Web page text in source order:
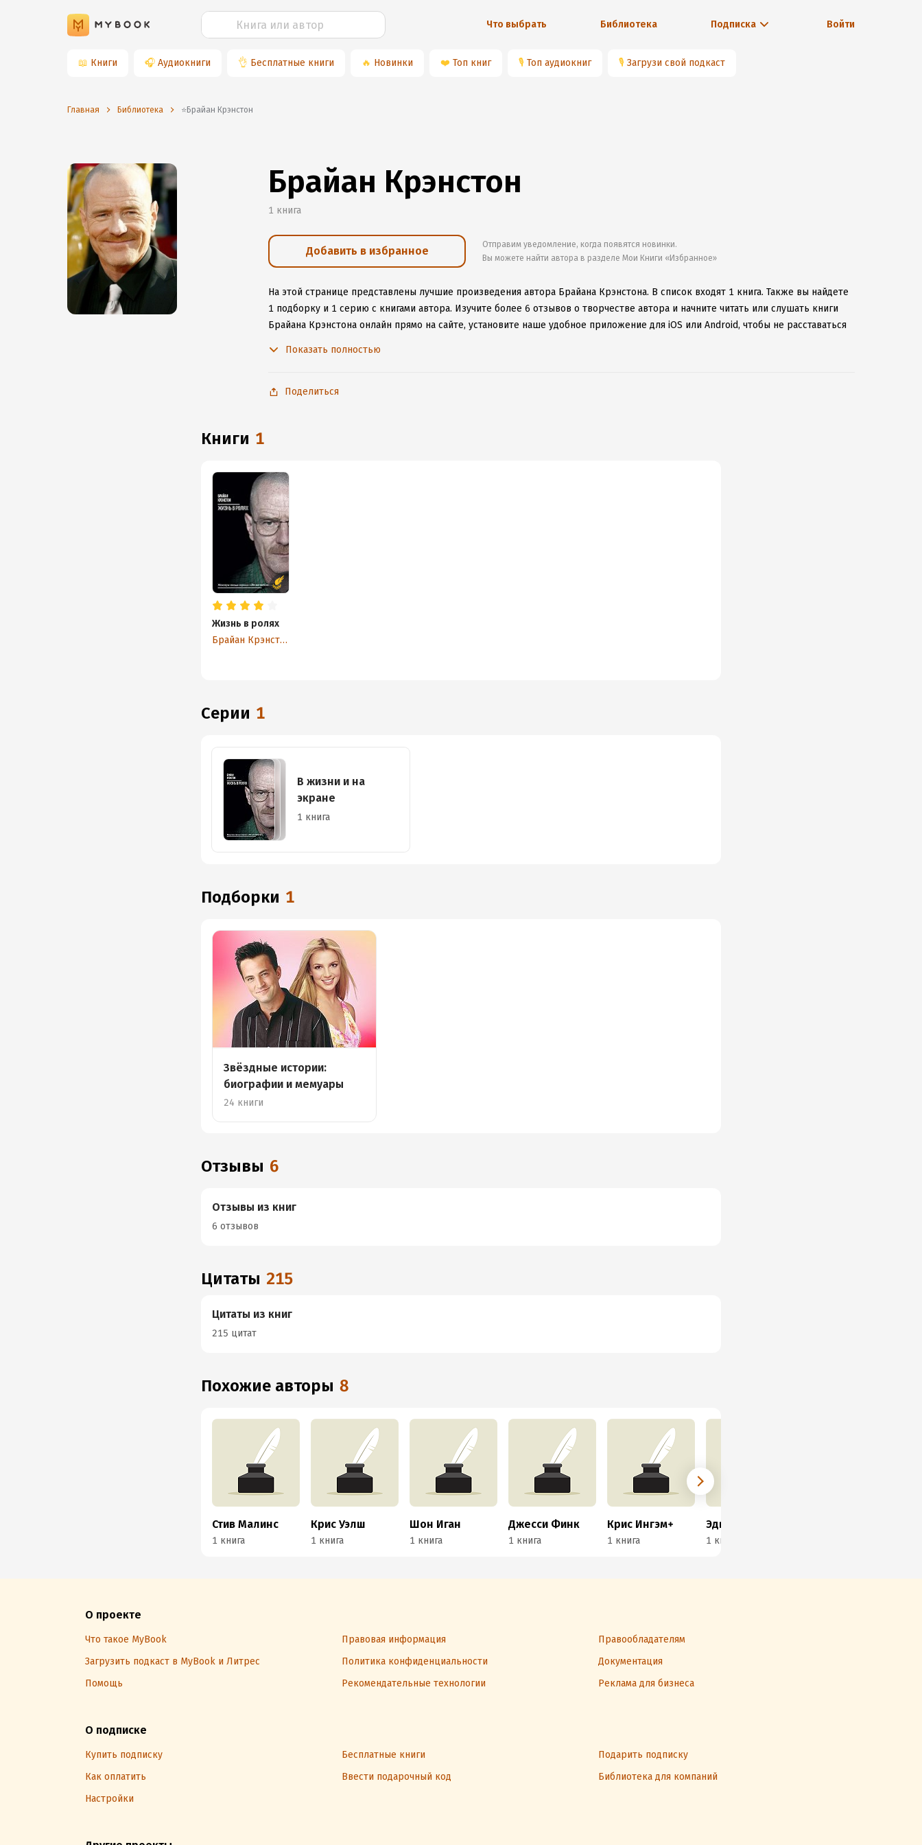
Что выбрать Библиотека Подписка Войти
📖 Книги 🎧 Аудиокниги 👌 Бесплатные книги 🔥 Новинки ❤️ Топ книг 🎙 Топ аудиокниг 🎙 Загрузи свой подкаст
Главная Библиотека ⭐️Брайан Крэнстон
Брайан Крэнстон
1 книга
Добавить в избранное
Отправим уведомление, когда появятся новинки.
Вы можете найти автора в разделе Мои Книги «Избранное»
На этой странице представлены лучшие произведения автора Брайана Крэнстона. В список входят 1 книга. Также вы найдете
1 подборку и 1 серию с книгами автора. Изучите более 6 отзывов о творчестве автора и начните читать или слушать книги
Брайана Крэнстона онлайн прямо на сайте, установите наше удобное приложение для iOS или Android, чтобы не расставаться
Показать полностью
Поделиться
книги 1
Жизнь в ролях
Брайан Крэнстон
Серии 1
В жизни и на
экране
1 книга
Подборки 1
Звёздные истории:
биографии и мемуары
24 книги
Отзывы 6
Отзывы из книг
6 отзывов
Цитаты 215
Цитаты из книг
215 цитат
Похожие авторы 8
Стив Малинс
1 книга
Крис Уэлш
1 книга
Шон Иган
1 книга
Джесси Финк
1 книга
Крис Ингэм+
1 книга 1 книга
О проекте
Что такое MyBook Правовая информация
Правообладателям
Загрузить подкаст в MyBook и Литрес
Политика конфиденциальности
Документация
Помощь
Рекомендательные технологии Реклама для бизнеса
О подписке
Купить подписку Бесплатные книги
Подарить подписку
Как оплатить
Ввести подарочный код
Библиотека для компаний
Настройки